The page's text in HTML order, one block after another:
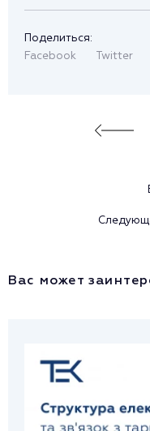
Поделиться:
Facebook
Twitter
Вас может